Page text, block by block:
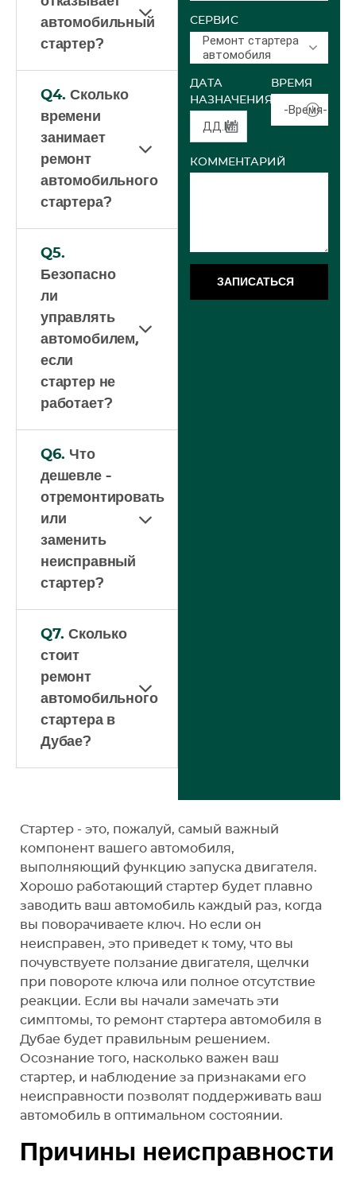
автомобильный
стартер?
Q4. Сколько
времени
занимает
ремонт
автомобильного
стартера?
Q5.
Безопасно
ли
управлять
автомобилем,
если
стартер не
работает?
Q6. Что
дешевле -
отремонтировать
или
заменить
неисправный
стартер?
Q7. Сколько
стоит
ремонт
автомобильного
стартера в
Дубае?
СЕРВИС
Ремонт стартера
автомобиля
ДАТА
НАЗНАЧЕНИЯ
ВРЕМЯ
-Время-
КОММЕНТАРИЙ
ЗАПИСАТЬСЯ
Стартер - это, пожалуй, самый важный
компонент вашего автомобиля,
выполняющий функцию запуска двигателя.
Хорошо работающий стартер будет плавно
заводить ваш автомобиль каждый раз, когда
вы поворачиваете ключ. Но если он
неисправен, это приведет к тому, что вы
почувствуете ползание двигателя, щелчки
при повороте ключа или полное отсутствие
реакции. Если вы начали замечать эти
симптомы, то ремонт стартера автомобиля в
Дубае будет правильным решением.
Осознание того, насколько важен ваш
стартер, и наблюдение за признаками его
неисправности позволят поддерживать ваш
автомобиль в оптимальном состоянии.
Причины неисправности